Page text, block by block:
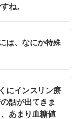
ね。
は、なにか特殊
にインスリン療
話が出てきま
あまり血糖値